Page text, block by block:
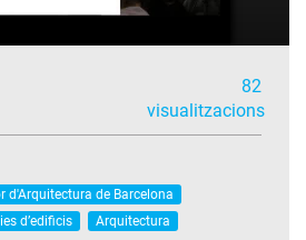
82
visualitzacions
d'Arquitectura de Barcelona
d’edificis Arquitectura